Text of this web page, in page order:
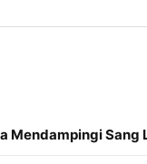
Mendampingi